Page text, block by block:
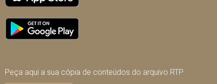
Peça aqui a sua cópia de conteúdos do arquivo RTP